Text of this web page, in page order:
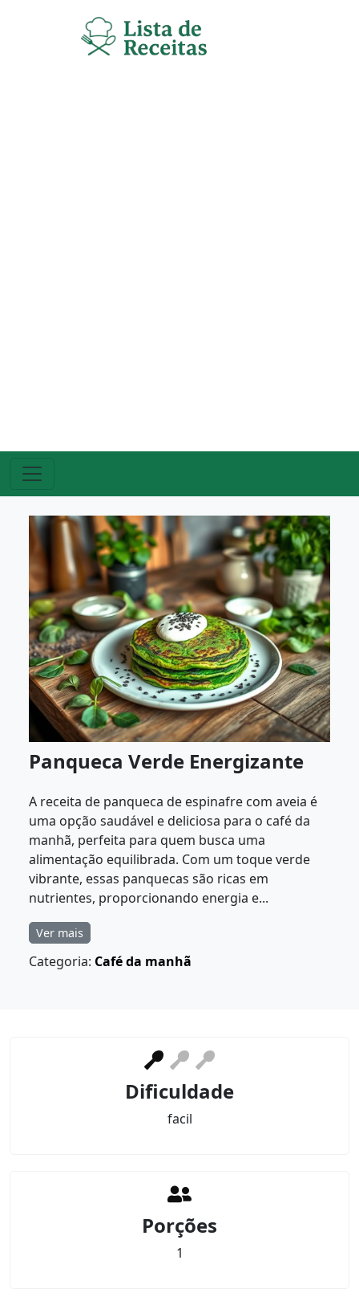
Panqueca Verde Energizante
A receita de panqueca de espinafre com aveia é
uma opção saudável e deliciosa para o café da
manhã, perfeita para quem busca uma
alimentação equilibrada. Com um toque verde
vibrante, essas panquecas são ricas em
nutrientes, proporcionando energia e...
Ver mais
Categoria: Café da manhã
Dificuldade
facil
Porções
1